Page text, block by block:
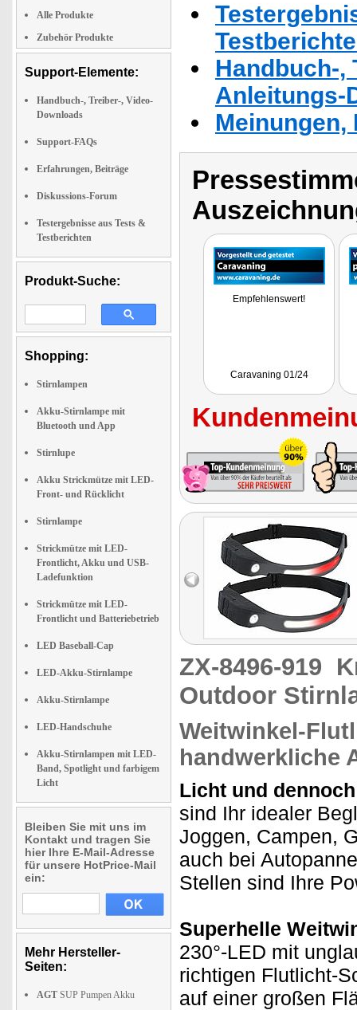
Alle Produkte
Zubehör Produkte
Support-Elemente:
Handbuch-, Treiber-, Video-
Downloads
Support-FAQs
Erfahrungen, Beiträge
Diskussions-Forum
Testergebnisse aus Tests &
Testberichten
Produkt-Suche:
Shopping:
Stirnlampen
Akku-Stirnlampe mit
Bluetooth und App
Stirnlupe
Akku Strickmütze mit LED-
Front- und Rücklicht
Stirnlampe
Strickmütze mit LED-
Frontlicht, Akku und USB-
Ladefunktion
Strickmütze mit LED-
Frontlicht und Batteriebetrieb
LED Baseball-Cap
LED-Akku-Stirnlampe
Akku-Stirnlampe
LED-Handschuhe
Akku-Stirnlampen mit LED-
Band, Spotlight und farbigem
Licht
Bleiben Sie mit uns im
Kontakt und tragen Sie
hier Ihre E-Mail-Adresse
für unsere HotPrice-Mail
ein:
Mehr Hersteller-
Seiten:
AGT SUP Pumpen Akku
Handbuch-,
Anleitungs-
Empfehlenswert!
Caravaning 01/24
ZX-8496-919
Outdoor
Weitwinkel-
handwerkliche
Licht und
sind Ihr idealer
Joggen, Campen,
auch bei
Stellen sind Ihre
Superhelle
230°-LED mit
richtigen Flutlicht-
auf einer großen